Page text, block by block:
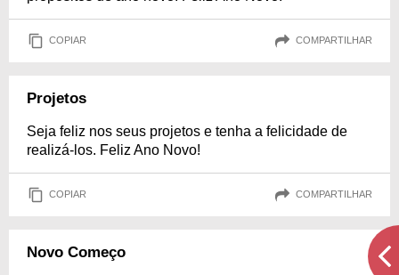
COPIAR COMPARTILHAR
Projetos
Seja feliz nos seus projetos e tenha a felicidade de
realizá-los. Feliz Ano Novo!
COPIAR COMPARTILHAR
Novo Começo